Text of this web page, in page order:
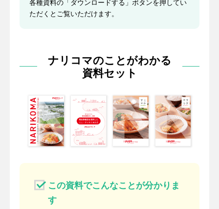
各種資料の「ダウンロードする」ボタンを押してい
ただくとご覧いただけます。
ナリコマのことがわかる
資料セット
この資料でこんなことが分かりま
す